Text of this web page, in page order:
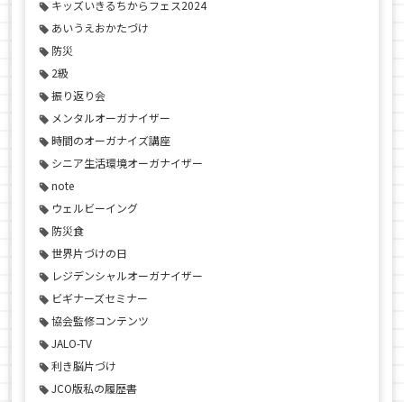
キッズいきるちからフェス2024
あいうえおかたづけ
防災
2級
振り返り会
メンタルオーガナイザー
時間のオーガナイズ講座
シニア生活環境オーガナイザー
note
ウェルビーイング
防災食
世界片づけの日
レジデンシャルオーガナイザー
ビギナーズセミナー
協会監修コンテンツ
JALO-TV
利き脳片づけ
JCO版私の履歴書